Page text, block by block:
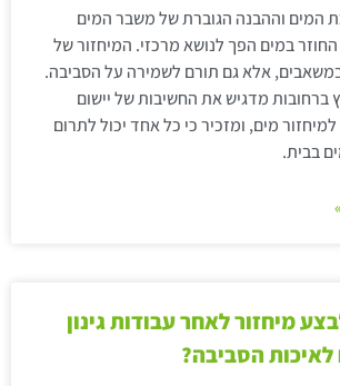
המים וההבנה הגוברת של משבר המים
במים הפך לנושא מרכזי. המיחזור של
אלא גם תורם לשמירה על הסביבה.
ברחובות מדגיש את החשיבות של יישום
מים, ומזכיר כי כל אחד יכול לתרום
בבית.
מיחזור לאחר עבודות גינון
לאיכות הסביבה?